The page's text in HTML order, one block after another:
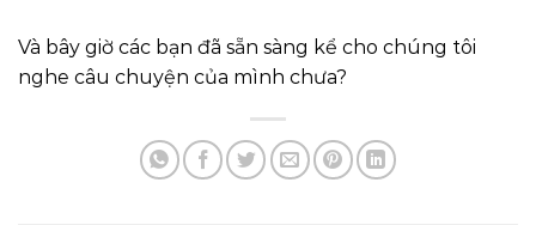
Và bây giờ các bạn đã sẵn sàng kể cho chúng tôi
nghe câu chuyện của mình chưa?